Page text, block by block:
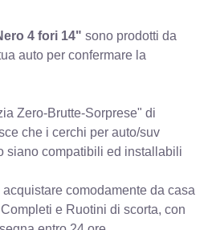
4 fori 14" sono prodotti da
auto per confermare la
Zero-Brutte-Sorprese" di
che i cerchi per auto/suv
siano compatibili ed installabili
comodamente da casa
e Ruotini di scorta, con